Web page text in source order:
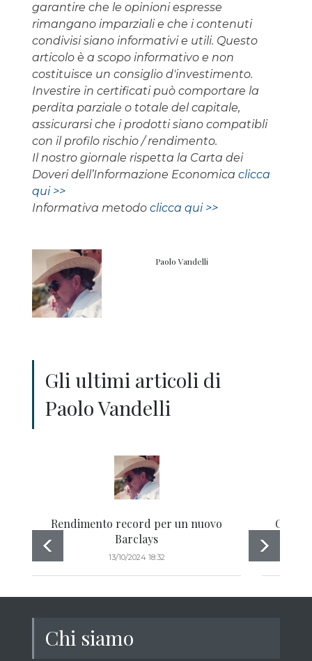
garantire che le opinioni espresse
rimangano imparziali e che i contenuti
condivisi siano informativi e utili. Questo
articolo è a scopo informativo e non
costituisce un consiglio d'investimento.
Investire in certificati può comportare la
perdita parziale o totale del capitale,
assicurarsi che i prodotti siano compatibli
con il profilo rischio / rendimento.
Il nostro giornale rispetta la Carta dei
Doveri dell’Informazione Economica clicca
qui >>
Informativa metodo clicca qui >>
Paolo Vandelli
Gli ultimi articoli di
Paolo Vandelli
Rendimento record per un nuovo
Barclays
13/10/2024 18:32
Chi siamo